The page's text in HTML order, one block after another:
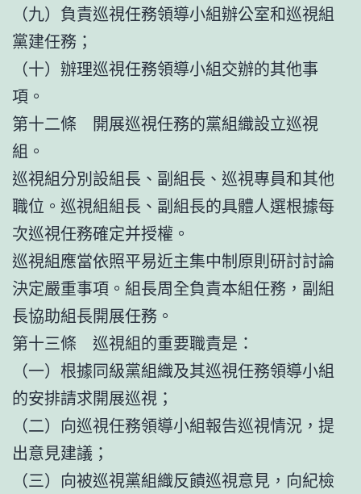
（九）負責巡視任務領導小組辦公室和巡視組
黨建任務；
（十）辦理巡視任務領導小組交辦的其他事
項。
第十二條 開展巡視任務的黨組織設立巡視
組。
巡視組分別設組長、副組長、巡視專員和其他
職位。巡視組組長、副組長的具體人選根據每
次巡視任務確定并授權。
巡視組應當依照平易近主集中制原則研討討論
決定嚴重事項。組長周全負責本組任務，副組
長協助組長開展任務。
第十三條 巡視組的重要職責是：
（一）根據同級黨組織及其巡視任務領導小組
的安排請求開展巡視；
（二）向巡視任務領導小組報告巡視情況，提
出意見建議；
（三）向被巡視黨組織反饋巡視意見，向紀檢